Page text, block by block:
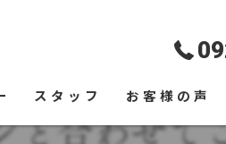
スタッフ お客様の声